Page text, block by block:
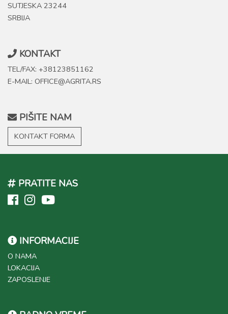
SUTJESKA 23244
SRBIJA
KONTAKT
TEL/FAX: +38123851162
E-MAIL: OFFICE@AGRITA.RS
PIŠITE NAM
KONTAKT FORMA
PRATITE NAS
INFORMACIJE
O NAMA
LOKACIJA
ZAPOSLENJE